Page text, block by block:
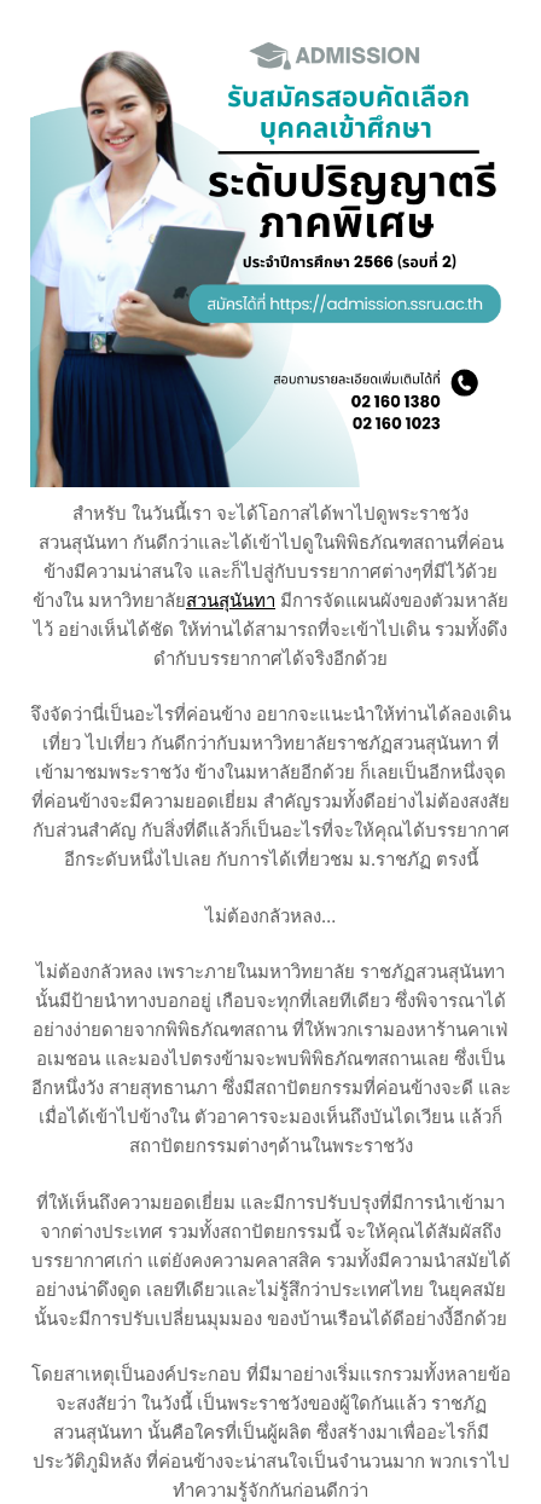
สำหรับ ในวันนี้เรา จะได้โอกาสได้พาไปดูพระราชวัง
สวนสุนันทา กันดีกว่าและได้เข้าไปดูในพิพิธภัณฑสถานที่ค่อน
ข้างมีความน่าสนใจ และก็ไปสู่กับบรรยากาศต่างๆที่มีไว้ด้วย
ข้างใน มหาวิทยาลัยสวนสุนันทา มีการจัดแผนผังของตัวมหาลัย
ไว้ อย่างเห็นได้ชัด ให้ท่านได้สามารถที่จะเข้าไปเดิน รวมทั้งดึง
ดำกับบรรยากาศได้จริงอีกด้วย
จึงจัดว่านี่เป็นอะไรที่ค่อนข้าง อยากจะแนะนำให้ท่านได้ลองเดิน
เที่ยว ไปเที่ยว กันดีกว่ากับมหาวิทยาลัยราชภัฏสวนสุนันทา ที่
เข้ามาชมพระราชวัง ข้างในมหาลัยอีกด้วย ก็เลยเป็นอีกหนึ่งจุด
ที่ค่อนข้างจะมีความยอดเยี่ยม สำคัญรวมทั้งดีอย่างไม่ต้องสงสัย
กับส่วนสำคัญ กับสิ่งที่ดีแล้วก็เป็นอะไรที่จะให้คุณได้บรรยากาศ
อีกระดับหนึ่งไปเลย กับการได้เที่ยวชม ม.ราชภัฏ ตรงนี้
ไม่ต้องกลัวหลง…
ไม่ต้องกลัวหลง เพราะภายในมหาวิทยาลัย ราชภัฏสวนสุนันทา
นั้นมีป้ายนำทางบอกอยู่ เกือบจะทุกที่เลยทีเดียว ซึ่งพิจารณาได้
อย่างง่ายดายจากพิพิธภัณฑสถาน ที่ให้พวกเรามองหาร้านคาเฟ่
อเมชอน และมองไปตรงข้ามจะพบพิพิธภัณฑสถานเลย ซึ่งเป็น
อีกหนึ่งวัง สายสุทธานภา ซึ่งมีสถาปัตยกรรมที่ค่อนข้างจะดี และ
เมื่อได้เข้าไปข้างใน ตัวอาคารจะมองเห็นถึงบันไดเวียน แล้วก็
สถาปัตยกรรมต่างๆด้านในพระราชวัง
ที่ให้เห็นถึงความยอดเยี่ยม และมีการปรับปรุงที่มีการนำเข้ามา
จากต่างประเทศ รวมทั้งสถาปัตยกรรมนี้ จะให้คุณได้สัมผัสถึง
บรรยากาศเก่า แต่ยังคงความคลาสสิค รวมทั้งมีความนำสมัยได้
อย่างน่าดึงดูด เลยทีเดียวและไม่รู้สึกว่าประเทศไทย ในยุคสมัย
นั้นจะมีการปรับเปลี่ยนมุมมอง ของบ้านเรือนได้ดีอย่างงี้อีกด้วย
โดยสาเหตุเป็นองค์ประกอบ ที่มีมาอย่างเริ่มแรกรวมทั้งหลายข้อ
จะสงสัยว่า ในวังนี้ เป็นพระราชวังของผู้ใดกันแล้ว ราชภัฏ
สวนสุนันทา นั้นคือใครที่เป็นผู้ผลิต ซึ่งสร้างมาเพื่ออะไรก็มี
ประวัติภูมิหลัง ที่ค่อนข้างจะน่าสนใจเป็นจำนวนมาก พวกเราไป
ทำความรู้จักกันก่อนดีกว่า